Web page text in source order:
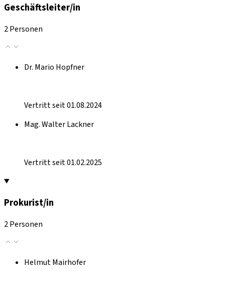
Geschäftsleiter/in
2 Personen
Dr. Mario Hopfner
Vertritt seit 01.08.2024
Mag. Walter Lackner
Vertritt seit 01.02.2025
Prokurist/in
2 Personen
Helmut Mairhofer